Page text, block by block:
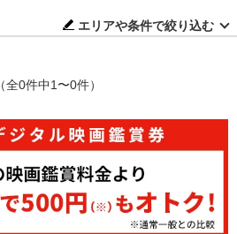
エリアや条件で絞り込む
（全0件中1〜0件）